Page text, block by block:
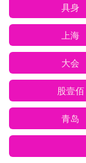
具身
上海
大会
股壹佰
青岛